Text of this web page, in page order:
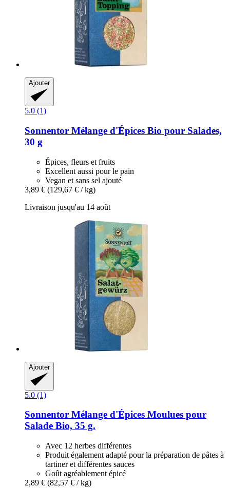
Ajouter
5.0 (1)
Sonnentor Mélange d'Épices Bio pour Salades,
30 g
Épices, fleurs et fruits
Excellent aussi pour le pain
Vegan et sans sel ajouté
3,89 € (129,67 € / kg)
Livraison jusqu'au 14 août
Ajouter
5.0 (1)
Sonnentor Mélange d'Épices Moulues pour
Salade Bio, 35 g.
Avec 12 herbes différentes
Produit également adapté pour la préparation de pâtes à
tartiner et différentes sauces
Goût agréablement épicé
2,89 € (82,57 € / kg)